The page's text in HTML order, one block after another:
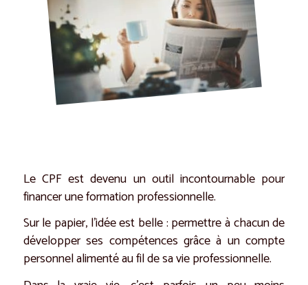
Le CPF est devenu un outil incontournable pour
financer une formation professionnelle.
Sur le papier, l’idée est belle : permettre à chacun de
développer ses compétences grâce à un compte
personnel alimenté au fil de sa vie professionnelle.